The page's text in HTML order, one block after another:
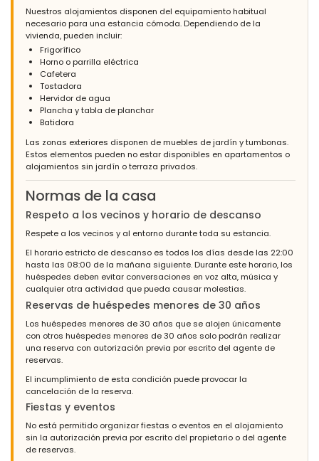
Nuestros alojamientos disponen del equipamiento habitual
necesario para una estancia cómoda. Dependiendo de la
vivienda, pueden incluir:
Frigorífico
Horno o parrilla eléctrica
Cafetera
Tostadora
Hervidor de agua
Plancha y tabla de planchar
Batidora
Las zonas exteriores disponen de muebles de jardín y tumbonas.
Estos elementos pueden no estar disponibles en apartamentos o
alojamientos sin jardín o terraza privados.
Normas de la casa
Respeto a los vecinos y horario de descanso
Respete a los vecinos y al entorno durante toda su estancia.
El horario estricto de descanso es todos los días desde las 22:00
hasta las 08:00 de la mañana siguiente. Durante este horario, los
huéspedes deben evitar conversaciones en voz alta, música y
cualquier otra actividad que pueda causar molestias.
Reservas de huéspedes menores de 30 años
Los huéspedes menores de 30 años que se alojen únicamente
con otros huéspedes menores de 30 años solo podrán realizar
una reserva con autorización previa por escrito del agente de
reservas.
El incumplimiento de esta condición puede provocar la
cancelación de la reserva.
Fiestas y eventos
No está permitido organizar fiestas o eventos en el alojamiento
sin la autorización previa por escrito del propietario o del agente
de reservas.